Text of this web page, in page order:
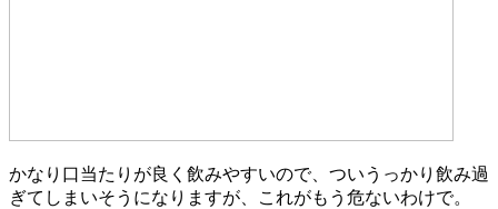
かなり口当たりが良く飲みやすいので、ついうっかり飲み過
ぎてしまいそうになりますが、これがもう危ないわけで。